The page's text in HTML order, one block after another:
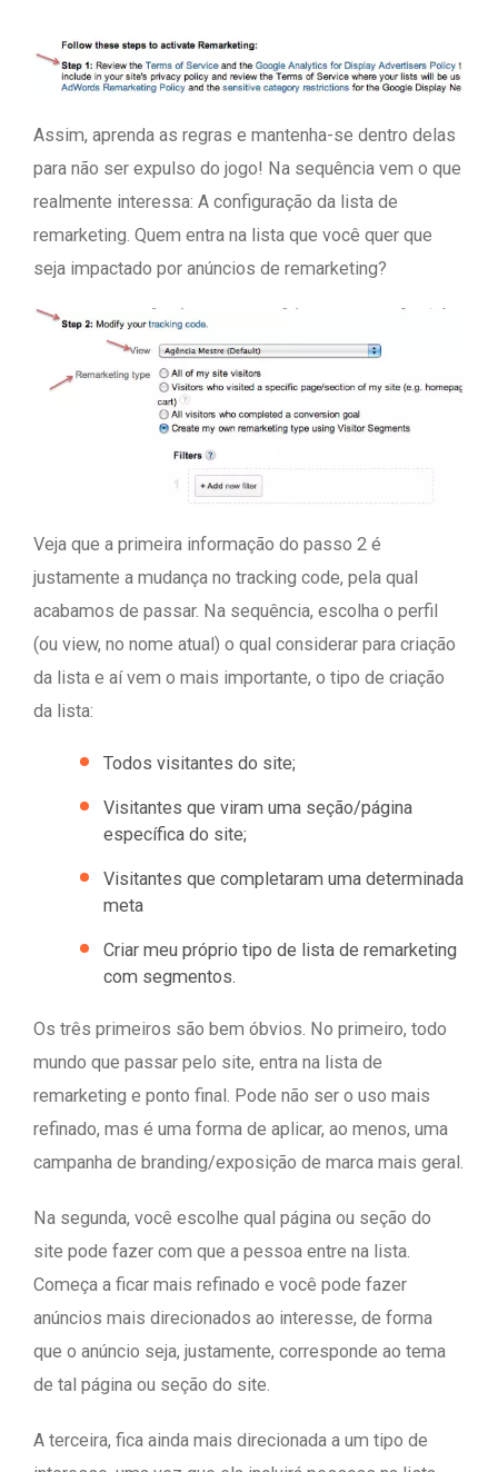
Assim, aprenda as regras e mantenha-se dentro delas
para não ser expulso do jogo! Na sequência vem o que
realmente interessa: A configuração da lista de
remarketing. Quem entra na lista que você quer que
seja impactado por anúncios de remarketing?
Veja que a primeira informação do passo 2 é
justamente a mudança no tracking code, pela qual
acabamos de passar. Na sequência, escolha o perfil
(ou view, no nome atual) o qual considerar para criação
da lista e aí vem o mais importante, o tipo de criação
da lista:
Todos visitantes do site;
Visitantes que viram uma seção/página
específica do site;
Visitantes que completaram uma determinada
meta
Criar meu próprio tipo de lista de remarketing
com segmentos.
Os três primeiros são bem óbvios. No primeiro, todo
mundo que passar pelo site, entra na lista de
remarketing e ponto final. Pode não ser o uso mais
refinado, mas é uma forma de aplicar, ao menos, uma
campanha de branding/exposição de marca mais geral.
Na segunda, você escolhe qual página ou seção do
site pode fazer com que a pessoa entre na lista.
Começa a ficar mais refinado e você pode fazer
anúncios mais direcionados ao interesse, de forma
que o anúncio seja, justamente, corresponde ao tema
de tal página ou seção do site.
A terceira, fica ainda mais direcionada a um tipo de